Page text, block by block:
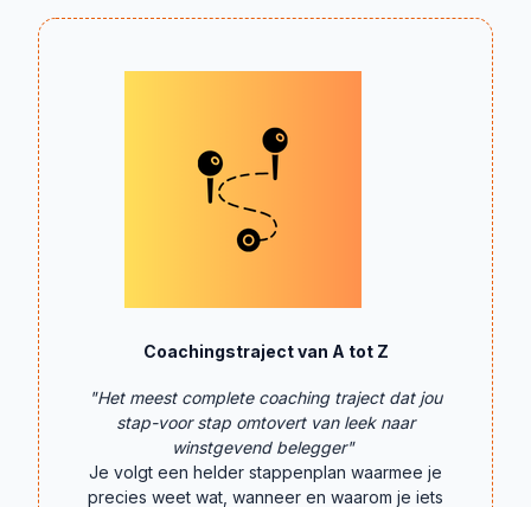
Coachingstraject van A tot Z
"Het meest complete coaching traject dat jou
stap-voor stap omtovert van leek naar
winstgevend belegger"
Je volgt een helder stappenplan waarmee je
precies weet wat, wanneer en waarom je iets